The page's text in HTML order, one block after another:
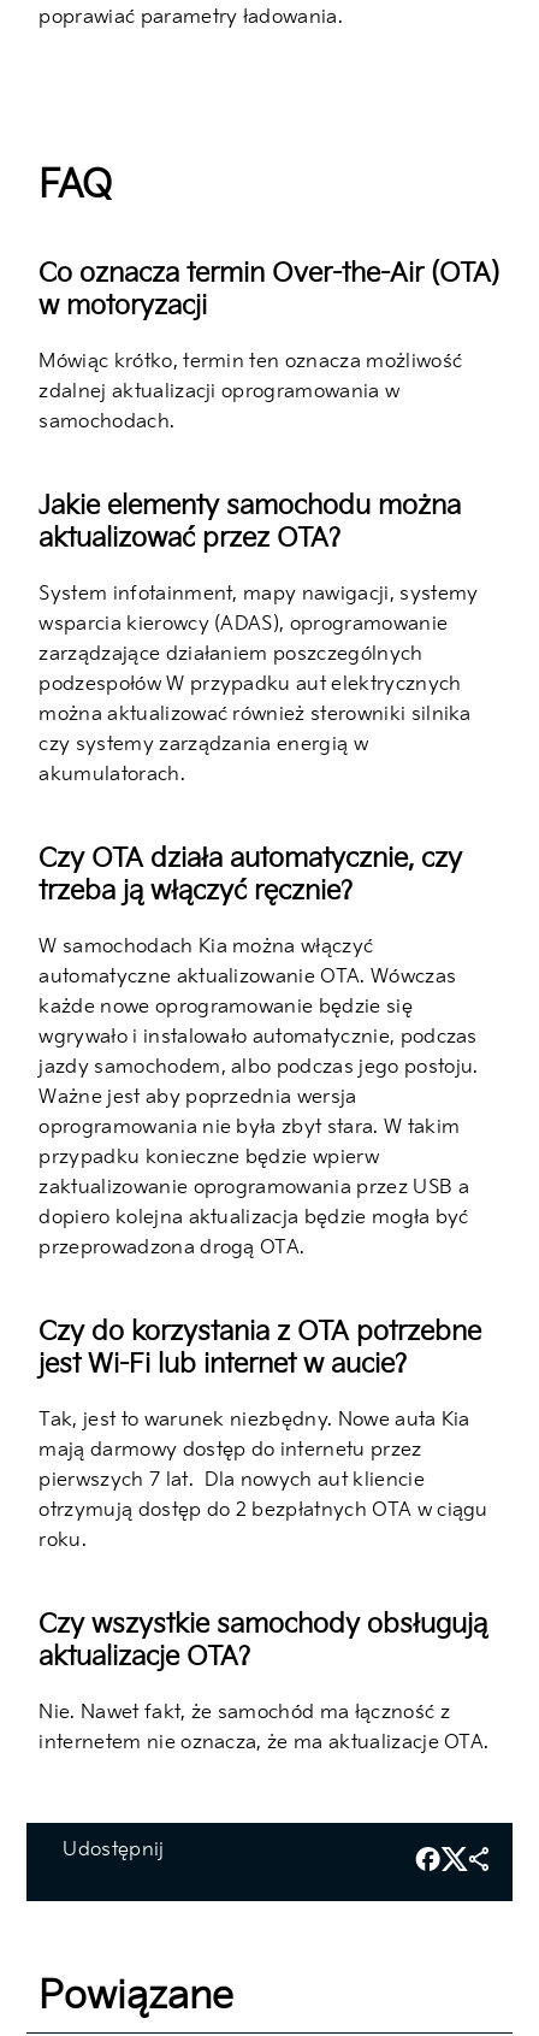
poprawiać parametry ładowania.
FAQ
Co oznacza termin Over-the-Air (OTA)
w motoryzacji
Mówiąc krótko, termin ten oznacza możliwość
zdalnej aktualizacji oprogramowania w
samochodach.
Jakie elementy samochodu można
aktualizować przez OTA?
System infotainment, mapy nawigacji, systemy
wsparcia kierowcy (ADAS), oprogramowanie
zarządzające działaniem poszczególnych
podzespołów W przypadku aut elektrycznych
można aktualizować również sterowniki silnika
czy systemy zarządzania energią w
akumulatorach.
Czy OTA działa automatycznie, czy
trzeba ją włączyć ręcznie?
W samochodach Kia można włączyć
automatyczne aktualizowanie OTA. Wówczas
każde nowe oprogramowanie będzie się
wgrywało i instalowało automatycznie, podczas
jazdy samochodem, albo podczas jego postoju.
Ważne jest aby poprzednia wersja
oprogramowania nie była zbyt stara. W takim
przypadku konieczne będzie wpierw
zaktualizowanie oprogramowania przez USB a
dopiero kolejna aktualizacja będzie mogła być
przeprowadzona drogą OTA.
Czy do korzystania z OTA potrzebne
jest Wi-Fi lub internet w aucie?
Tak, jest to warunek niezbędny. Nowe auta Kia
mają darmowy dostęp do internetu przez
pierwszych 7 lat. Dla nowych aut kliencie
otrzymują dostęp do 2 bezpłatnych OTA w ciągu
roku.
Czy wszystkie samochody obsługują
aktualizacje OTA?
Nie. Nawet fakt, że samochód ma łączność z
internetem nie oznacza, że ma aktualizacje OTA.
Udostępnij
Powiązane